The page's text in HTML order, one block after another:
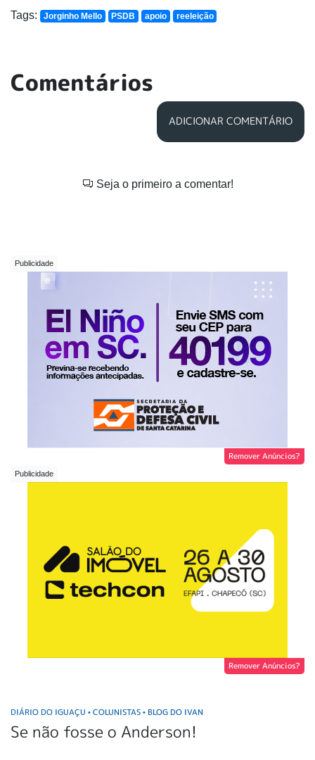
Tags: Jorginho Mello PSDB apoio reeleição
Comentários
ADICIONAR COMENTÁRIO
Seja o primeiro a comentar!
Remover Anúncios?
Remover Anúncios?
DIÁRIO DO IGUAÇU • COLUNISTAS • BLOG DO IVAN
Se não fosse o Anderson!